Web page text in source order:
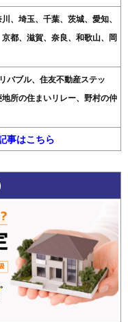
、埼玉、千葉、茨城、愛知、
都、滋賀、奈良、和歌山、岡
バブル、住友不動産ステッ
所の住まいリレー、野村の仲
事はこちら